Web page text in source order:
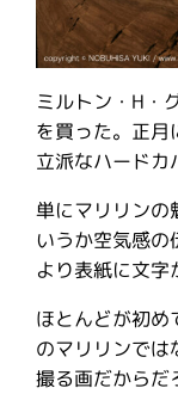
ミルトン・H・
を買った。正
立派なハードカ
単にマリリンの
いうか空気感の
より表紙に文字
ほとんどが初め
のマリリンでは
撮る画だからだ